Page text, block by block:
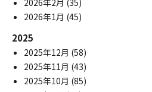
2026年2月 (35)
2026年1月 (45)
2025
2025年12月 (58)
2025年11月 (43)
2025年10月 (85)